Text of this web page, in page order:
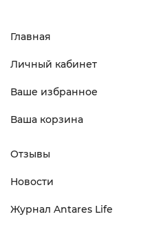
Главная
Личный кабинет
Ваше избранное
Ваша корзина
Отзывы
Новости
Журнал Antares Life